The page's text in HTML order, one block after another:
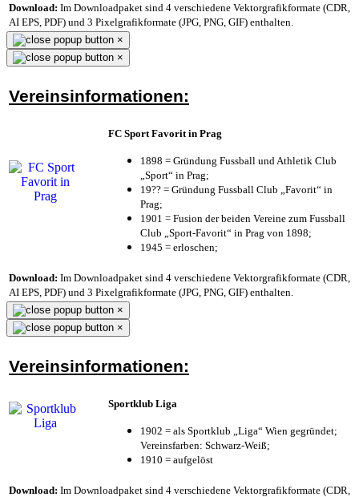
Download: Im Downloadpaket sind 4 verschiedene Vektorgrafikformate (CDR,
AI EPS, PDF) und 3 Pixelgrafikformate (JPG, PNG, GIF) enthalten.
×
×
Vereinsinformationen:
FC Sport Favorit in Prag
1898 = Gründung Fussball und Athletik Club
„Sport“ in Prag;
19?? = Gründung Fussball Club „Favorit“ in
Prag;
1901 = Fusion der beiden Vereine zum Fussball
Club „Sport-Favorit“ in Prag von 1898;
1945 = erloschen;
Download: Im Downloadpaket sind 4 verschiedene Vektorgrafikformate (CDR,
AI EPS, PDF) und 3 Pixelgrafikformate (JPG, PNG, GIF) enthalten.
×
×
Vereinsinformationen:
Sportklub Liga
1902 = als Sportklub „Liga“ Wien gegründet;
Vereinsfarben: Schwarz-Weiß;
1910 = aufgelöst
Download: Im Downloadpaket sind 4 verschiedene Vektorgrafikformate (CDR,